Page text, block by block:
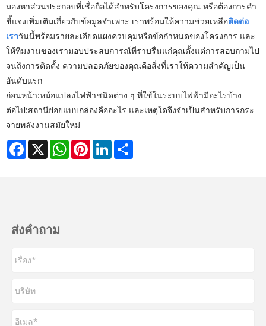
มองหาส่วนประกอบที่เชื่อถือได้สำหรับโครงการของคุณ หรือต้องการคำ
ชี้แจงเพิ่มเติมเกี่ยวกับข้อมูลจำเพาะ เราพร้อมให้ความช่วยเหลือติดต่อ
เราวันนี้พร้อมรายละเอียดแผงควบคุมหรือข้อกำหนดของโครงการ และ
ให้ทีมงานของเรามอบประสบการณ์ที่ราบรื่นแก่คุณตั้งแต่การสอบถามไป
จนถึงการติดตั้ง ความปลอดภัยของคุณคือสิ่งที่เราให้ความสำคัญเป็น
อันดับแรก
ก่อนหน้า:หม้อแปลงไฟฟ้าชนิดต่าง ๆ ที่ใช้ในระบบไฟฟ้ามีอะไรบ้าง
ต่อไป:สถานีย่อยแบบกล่องคืออะไร และเหตุใดจึงจำเป็นสำหรับการกระ
จายพลังงานสมัยใหม่
Facebook
X WhatsAppPinterestLinkedIn
ส่งคำถาม